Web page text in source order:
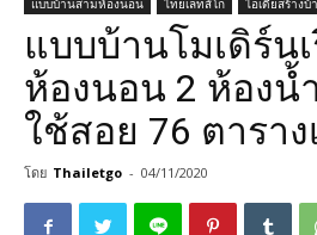
แบบบ้านสามห้องนอน
ไทยเลทส์โก ไอเดียสร้างบ้
แบบบ้านโมเดิร์น
ห้องนอน 2 ห้องน้
ใช้สอย 76 ตาราง
โดย Thailetgo - 04/11/2020